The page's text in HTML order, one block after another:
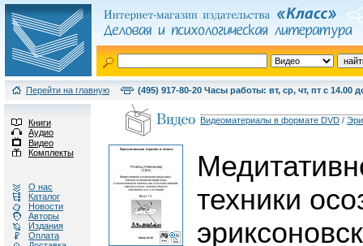
Перейти на главную (495) 917-80-20 Часы работы: вт, ср, чт, пт с 14.00
Книги
Аудио
Видео
Комплекты
О нас
Каталог
Новости
Авторы
Издания
Оплата
Видеоматериалы в формате DVD /
техники